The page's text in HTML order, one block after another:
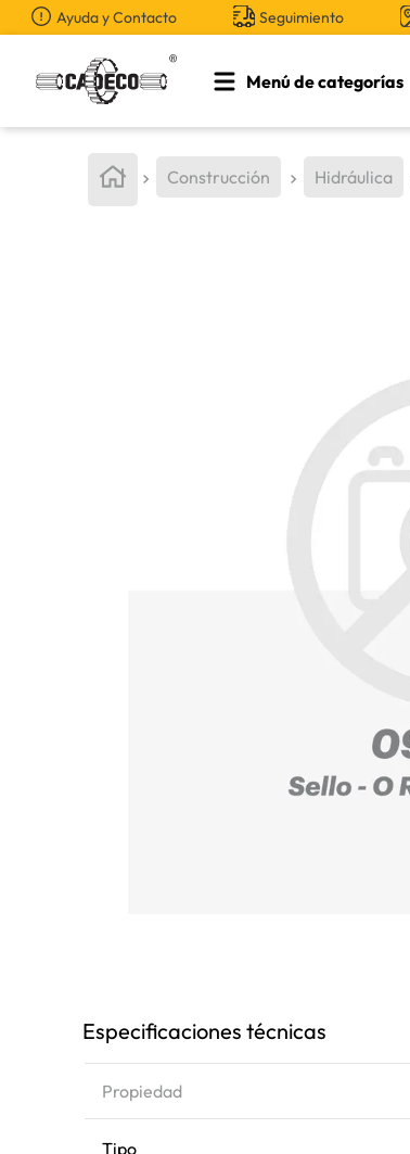
Ayuda y Contacto Seguimiento
Menú de categorías
Construcción Hidráulica
Especificaciones técnicas
Propiedad
Tipo
TÉRMINOS MÁS BUSCADOS
anticongelante